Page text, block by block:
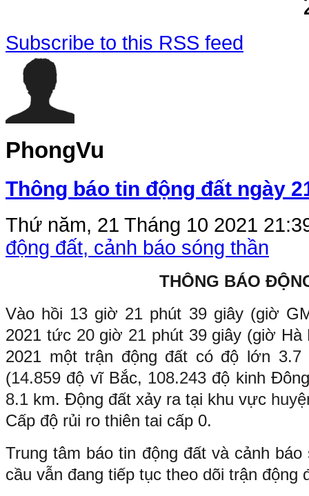
Subscribe to this RSS feed
PhongVu
Thông báo tin động đất ngày
Thứ năm, 21 Tháng 10 2021
động đất, cảnh báo sóng thần
THÔNG BÁO
Vào hồi 13 giờ 21 phút 39 giây (giờ
2021 tức 20 giờ 21 phút 39 giây (giờ Hà
2021 một trận động đất có độ lớn 3.7
(14.859 độ vĩ Bắc, 108.243 độ kinh
8.1 km. Động đất xảy ra tại khu vực
Cấp độ rủi ro thiên tai cấp 0.
Trung tâm báo tin động đất và cảnh
cầu vẫn đang tiếp tục theo dõi trận động